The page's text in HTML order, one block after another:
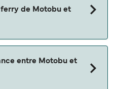
de Motobu et
les traversées entre
entre Motobu et